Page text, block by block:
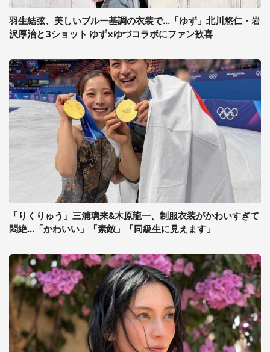
羽生結弦、美しいブルー基調の衣装で...「ゆず」北川悠仁・岩
沢厚治と3ショット ゆず×ゆづコラボにファン歓喜
「りくりゅう」三浦璃来&木原龍一、制服衣装がかわいすぎて
悶絶...「かわいい」「素敵」「同級生に見えます」